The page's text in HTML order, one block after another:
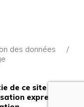
des données
de ce site est
expresse du